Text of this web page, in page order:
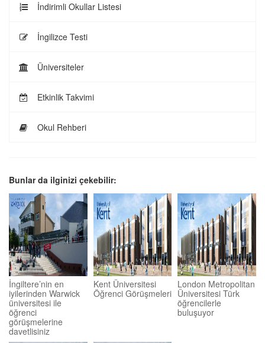
İndirimli Okullar Listesi
İngilizce Testi
Üniversiteler
Etkinlik Takvimi
Okul Rehberi
Bunlar da ilginizi çekebilir:
İngiltere’nin en
iyilerinden Warwick
üniversitesi ile
öğrenci
görüşmelerine
davetlisiniz
Kent Üniversitesi
Öğrenci Görüşmeleri
London Metropolitan
Üniversitesi Türk
öğrencilerle
buluşuyor